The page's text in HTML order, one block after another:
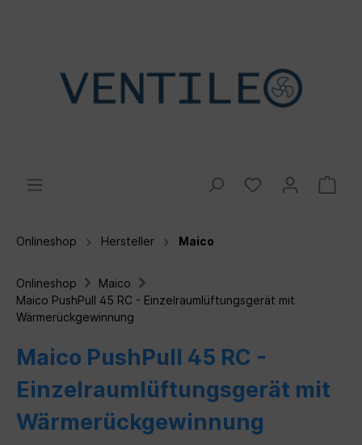
Onlineshop Hersteller Maico
Onlineshop
Maico
Maico PushPull 45 RC - Einzelraumlüftungsgerät mit
Wärmerückgewinnung
Maico PushPull 45 RC -
Einzelraumlüftungsgerät mit
Wärmerückgewinnung